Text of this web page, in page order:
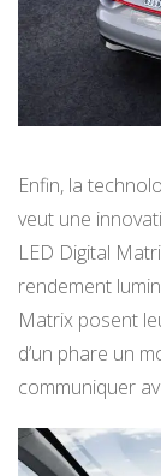
Enfin, la
veut une
LED Digital
rendement
Matrix posent
d’un phare un
communiquer